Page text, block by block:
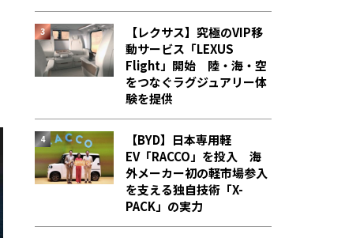
【レクサス】究極のVIP移
動サービス「LEXUS
Flight」開始 陸・海・空
をつなぐラグジュアリー体
験を提供
【BYD】日本専用軽
EV「RACCO」を投入 海
外メーカー初の軽市場参入
を支える独自技術「X-
PACK」の実力